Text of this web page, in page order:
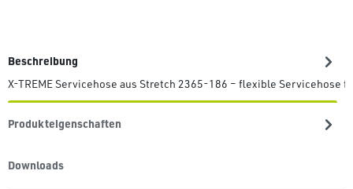
Beschreibung
X-TREME Servicehose aus Stretch 2365-186 – flexible Servicehose
Produkteigenschaften
Downloads